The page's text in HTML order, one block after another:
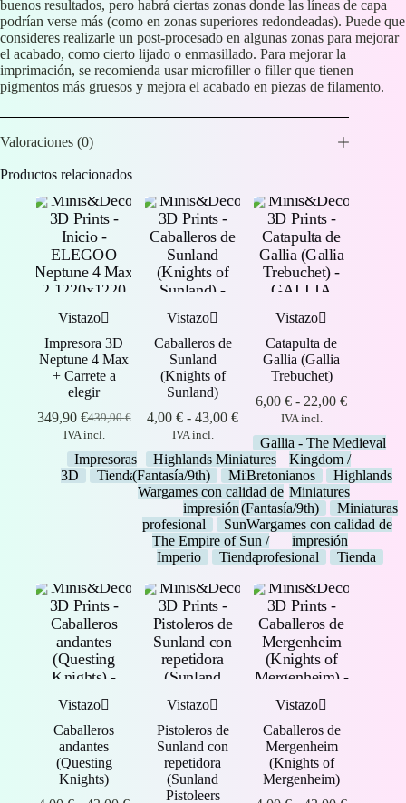
buenos resultados, pero habrá ciertas zonas donde las líneas de capa
podrían verse más (como en zonas superiores redondeadas). Puede que
consideres realizarle un post-procesado en algunas zonas para mejorar
el acabado, como cierto lijado o enmasillado. Para mejorar la
imprimación, se recomienda usar microfiller o filler que tienen
pigmentos más gruesos y mejora el acabado en piezas de filamento.
Valoraciones (0)
Productos relacionados
Vistazo
Impresora 3D
Neptune 4 Max
+ Carrete a
elegir
439,90€
El
precio
original
era:
349,90 €El
precio
actual
es:
IVA incl.
Impresoras
3D
Tienda
Vistazo
Caballeros de
Sunland
(Knights of
Sunland)
4,00€ - 43,00€Rango
precios:
desde
4,00 €
hasta
43,00 €
IVA incl.
Highlands Miniatures
(Fantasía/9th)
Miniaturas
Wargames con calidad de
impresión
profesional
Sunland -
The Empire of Sun /
Imperio
Tienda
Vistazo
Catapulta de
Gallia (Gallia
Trebuchet)
6,00€ - 22,00€Rango
precios:
desde
6,00 €
hasta
22,00 €
IVA incl.
Gallia - The Medieval
Kingdom /
Bretonianos
Highlands
Miniatures
(Fantasía/9th)
Miniaturas
Wargames con calidad de
impresión
profesional
Tienda
Vistazo
Caballeros
andantes
(Questing
Knights)
Vistazo
Pistoleros de
Sunland con
repetidora
(Sunland
Pistoleers
Vistazo
Caballeros de
Mergenheim
(Knights of
Mergenheim)